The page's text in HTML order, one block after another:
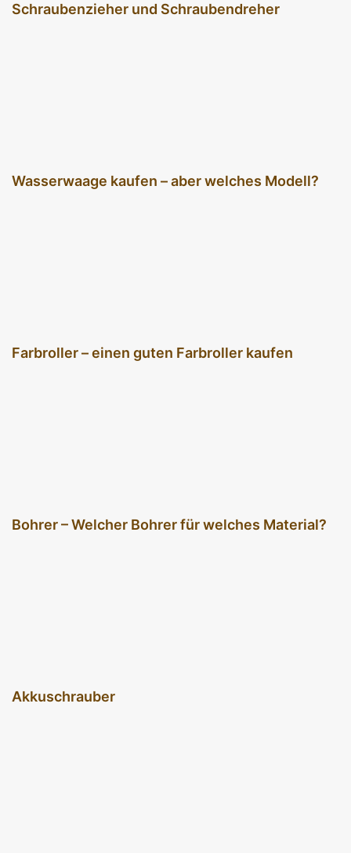
Schraubenzieher und Schraubendreher
Wasserwaage kaufen – aber welches Modell?
Farbroller – einen guten Farbroller kaufen
Bohrer – Welcher Bohrer für welches Material?
Akkuschrauber